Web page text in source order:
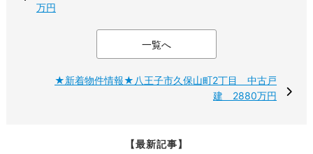
万円
一覧へ
★新着物件情報★八王子市久保山町2丁目 中古戸
建 2880万円
【最新記事】